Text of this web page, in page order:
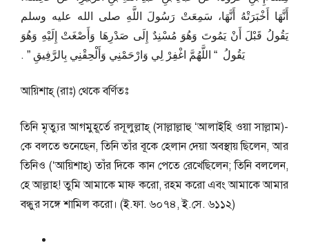
أَنَّهَا أَخْبَرَتْهُ أَنَّهَا، سَمِعَتْ رَسُولَ اللَّهِ صلى الله عليه وسلم
يَقُولُ قَبْلَ أَنْ يَمُوتَ وَهُوَ مُسْنِدٌ إِلَى صَدْرِهَا وَأَصْغَتْ إِلَيْهِ وَهُوَ
يَقُولُ ‏ “‏ اللَّهُمَّ اغْفِرْ لِي وَارْحَمْنِي وَأَلْحِقْنِي بِالرَّفِيقِ ‏”‏ ‏.‏
আয়িশাহ্ (রাঃ) থেকে বর্ণিতঃ
তিনি মৃত্যুর আগমুহূর্তে রসূলুল্লাহ্ (সাল্লাল্লাহু ‘আলাইহি ওয়া সাল্লাম)-
কে বলতে শুনেছেন, তিনি তাঁর বূকে হেলান দেয়া অবস্থায় ছিলেন, আর
তিনিও (‘আয়িশাহ্) তাঁর দিকে কান পেতে রেখেছিলেন; তিনি বললেন,
হে আল্লাহ! তুমি আমাকে মাফ করো, রহম করো এবং আমাকে আমার
বন্ধুর সঙ্গে শামিল করো। (ই.ফা. ৬০৭৪, ই.সে. ৬১১২)